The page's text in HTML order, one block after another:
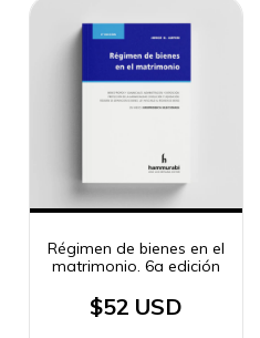
Régimen de bienes en el
matrimonio. 6a edición
$52 USD